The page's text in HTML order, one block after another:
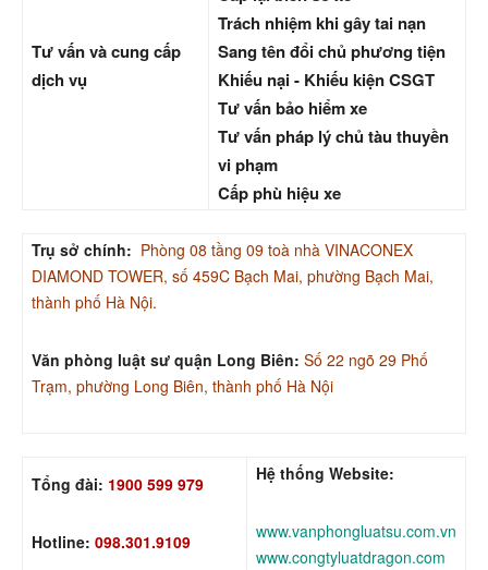
Tư vấn và cung cấp
dịch vụ
Trách nhiệm khi gây tai nạn
Sang tên đổi chủ phương tiện
Khiếu nại - Khiếu kiện CSGT
Tư vấn bảo hiểm xe
Tư vấn pháp lý chủ tàu thuyền
vi phạm
Cấp phù hiệu xe
Trụ sở chính: Phòng 08 tầng 09 toà nhà VINACONEX
DIAMOND TOWER, số 459C Bạch Mai, phường Bạch Mai,
thành phố Hà Nội.
Văn phòng luật sư quận Long Biên: Số 22 ngõ 29 Phố
Trạm, phường Long Biên, thành phố Hà Nội
Tổng đài: 1900 599 979
Hotline: 098.301.9109
Hệ thống Website:
www.vanphongluatsu.com.vn
www.congtyluatdragon.com